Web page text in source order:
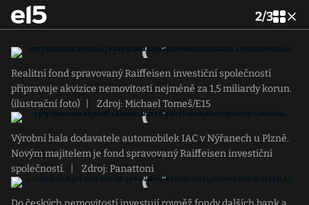
2/3
Realitní fond spravovaný Raiffeisen investiční společností
připravuje akvizice nemovitostí nejméně za 1,5 miliardy korun.
(ilustrační foto)
Zdroj: Michael Tomeš/E15
Výrobní hala dodavatele automobilek IAC v Nýřanech u Plzně.
Novým majitelem je fond spravovaný Raiffeisen investiční
společností.
Zdroj: Panattoni